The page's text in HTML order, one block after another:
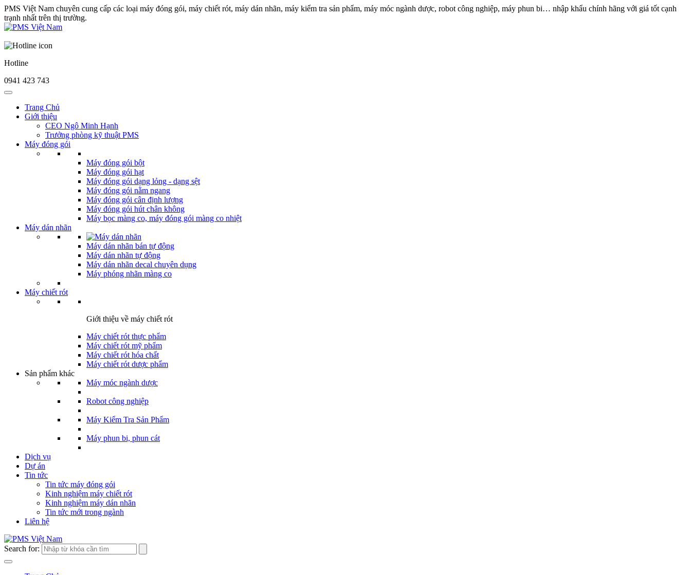
PMS Việt Nam chuyên cung cấp các loại máy đóng gói, máy chiết rót, máy dán nhãn, máy kiểm tra sản phẩm, máy móc ngành dược, robot công nghiệp, máy phun bi… nhập khẩu chính hãng với giá tốt cạnh
trạnh nhất trên thị trường.
Hotline
0941 423 743
Trang Chủ
Giới thiệu
CEO Ngô Minh Hạnh
Trưởng phòng kỹ thuật PMS
Máy đóng gói
Máy đóng gói bột
Máy đóng gói hạt
Máy đóng gói dạng lỏng - dạng sệt
Máy đóng gói nằm ngang
Máy đóng gói cân định lượng
Máy đóng gói hút chân không
Máy bọc màng co, máy đóng gói màng co nhiệt
Máy dán nhãn
Máy dán nhãn bán tự động
Máy dán nhãn tự động
Máy dán nhãn decal chuyên dụng
Máy phóng nhãn màng co
Máy chiết rót
Giới thiệu về máy chiết rót
Máy chiết rót thực phẩm
Máy chiết rót mỹ phẩm
Máy chiết rót hóa chất
Máy chiết rót dược phẩm
Sản phẩm khác
Máy móc ngành dược
Robot công nghiệp
Máy Kiểm Tra Sản Phẩm
Máy phun bi, phun cát
Dịch vụ
Dự án
Tin tức
Tin tức máy đóng gói
Kinh nghiệm máy chiết rót
Kinh nghiệm máy dán nhãn
Tin tức mới trong ngành
Liên hệ
Search for: